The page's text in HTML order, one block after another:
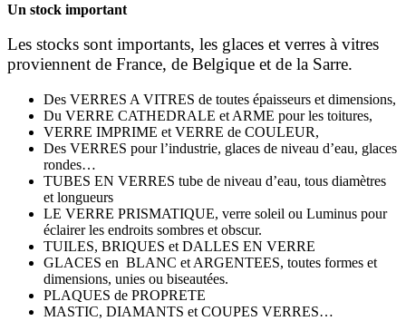
Un stock important
Les stocks sont importants, les glaces et verres à vitres
proviennent de France, de Belgique et de la Sarre.
Des VERRES A VITRES de toutes épaisseurs et dimensions,
Du VERRE CATHEDRALE et ARME pour les toitures,
VERRE IMPRIME et VERRE de COULEUR,
Des VERRES pour l’industrie, glaces de niveau d’eau, glaces
rondes…
TUBES EN VERRES tube de niveau d’eau, tous diamètres
et longueurs
LE VERRE PRISMATIQUE, verre soleil ou Luminus pour
éclairer les endroits sombres et obscur.
TUILES, BRIQUES et DALLES EN VERRE
GLACES en BLANC et ARGENTEES, toutes formes et
dimensions, unies ou biseautées.
PLAQUES de PROPRETE
MASTIC, DIAMANTS et COUPES VERRES…